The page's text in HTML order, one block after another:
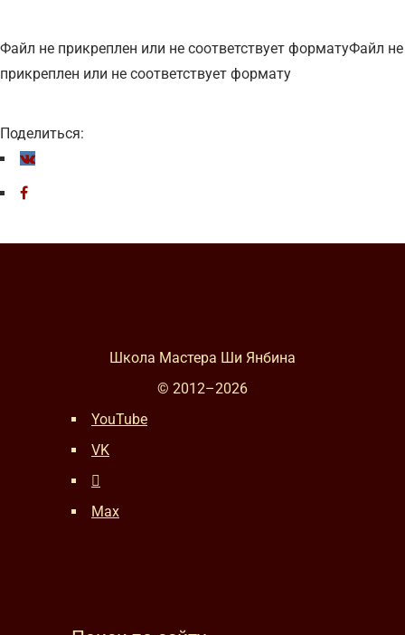
Файл не прикреплен или не соответствует форматуФайл не
прикреплен или не соответствует формату
Поделиться:
Школа Мастера Ши Янбина
© 2012–2026
YouTube
VK
Max